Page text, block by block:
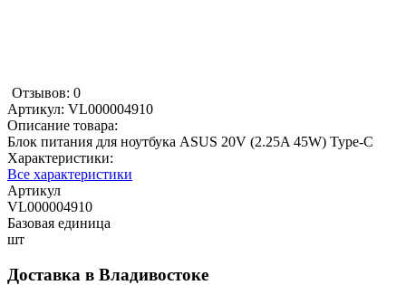
Отзывов: 0
Артикул: VL000004910
Описание товара:
Блок питания для ноутбука ASUS 20V (2.25A 45W) Type-C
Характеристики:
Все характеристики
Артикул
VL000004910
Базовая единица
шт
Доставка в Владивостоке